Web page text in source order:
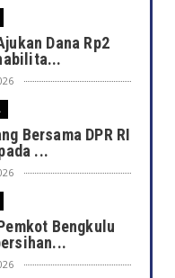
Dana Rp2
Bersama DPR RI
...
Bengkulu